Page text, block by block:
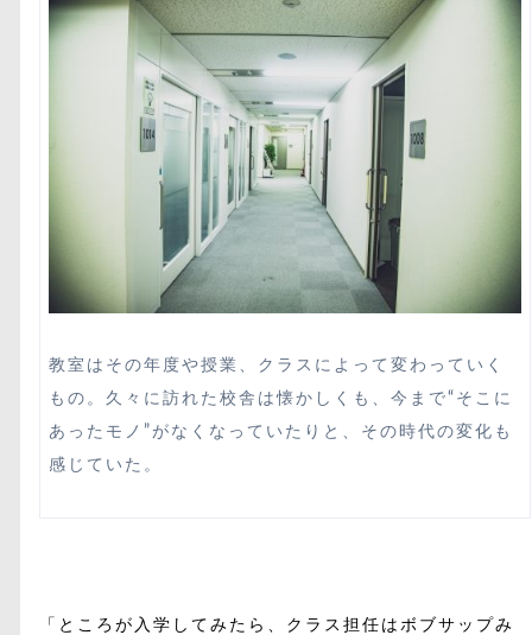
教室はその年度や授業、クラスによって変わっていく
もの。久々に訪れた校舎は懐かしくも、今まで“そこに
あったモノ”がなくなっていたりと、その時代の変化も
感じていた。
「ところが入学してみたら、クラス担任はボブサップみ